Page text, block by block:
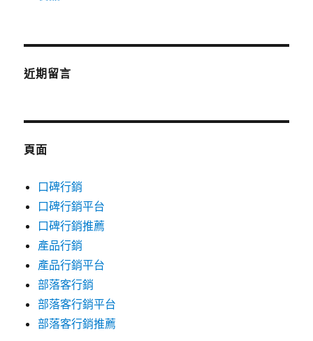
近期留言
頁面
口碑行銷
口碑行銷平台
口碑行銷推薦
產品行銷
產品行銷平台
部落客行銷
部落客行銷平台
部落客行銷推薦